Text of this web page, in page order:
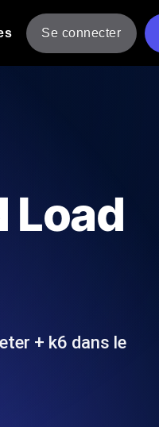
de performance depuis 25+
avant vos utilisateurs.
fonctionnalité de l'API
Vérificateur de statut d'API
Se connecter
Load
+ k6 dans le